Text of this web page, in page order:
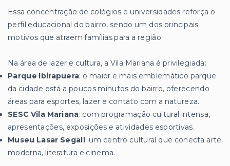
Essa concentração de colégios e universidades reforça o
perfil educacional do bairro, sendo um dos principais
motivos que atraem famílias para a região.
Na área de lazer e cultura, a Vila Mariana é privilegiada:
Parque Ibirapuera: o maior e mais emblemático parque
da cidade está a poucos minutos do bairro, oferecendo
áreas para esportes, lazer e contato com a natureza.
SESC Vila Mariana: com programação cultural intensa,
apresentações, exposições e atividades esportivas.
Museu Lasar Segall: um centro cultural que conecta arte
moderna, literatura e cinema.